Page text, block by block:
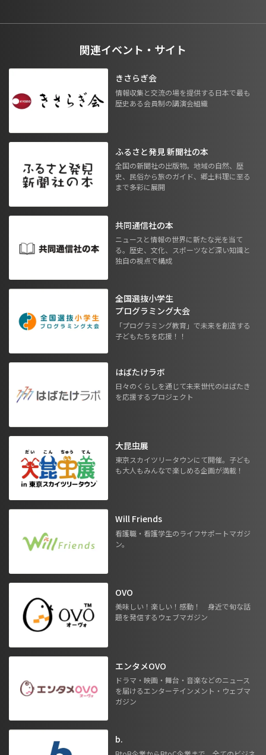
関連イベント・サイト
きさらぎ会
情報収集と交流の場を提供する日本で最も
歴史ある会員制の講演会組織
ふるさと発見 新聞社の本
全国の新聞社の出版物。地域の自然、歴
史、民俗から旅のガイド、郷土料理に至る
まで多彩に展開
共同通信社の本
ニュースと情報の世界に新たな光を当て
る。歴史、文化、スポーツなど深い知識と
独自の視点で構成
全国選抜小学生
プログラミング大会
「プログラミング教育」で未来を創造する
子どもたちを応援！！
はばたけラボ
日々のくらしを通じて未来世代のはばたき
を応援するプロジェクト
大昆虫展
東京スカイツリータウンにて開催。子ども
も大人もみんなで楽しめる企画が満載！
Will Friends
看護職・看護学生のライフサポートマガジ
ン。
OVO
美味しい！楽しい！感動！ 身近で旬な話
題を発信するウェブマガジン
エンタメOVO
ドラマ・映画・舞台・音楽などのニュース
を届けるエンターテインメント・ウェブマ
ガジン
b.